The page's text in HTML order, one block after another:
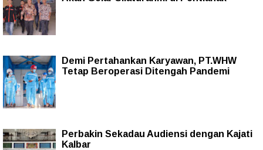
Demi Pertahankan Karyawan, PT.WHW
Tetap Beroperasi Ditengah Pandemi
Perbakin Sekadau Audiensi dengan Kajati
Kalbar